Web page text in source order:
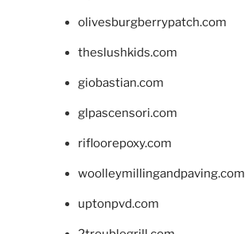
olivesburgberrypatch.com
theslushkids.com
giobastian.com
glpascensori.com
rifloorepoxy.com
woolleymillingandpaving.com
uptonpvd.com